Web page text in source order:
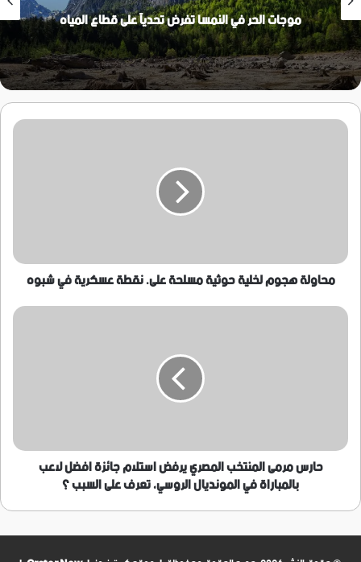
موجات الحر في النمسا تفرض تحدياً على قطاع المياه
محاولة
فيشبوه
محاولة هجوم لخلية حوثية مسلحة على. نقطة عسكرية في شبوه
حارس
لاعببالمباراة
المونديال
الروسي،
تعرف
حارس مرمى المنتخب المصري يرفض استلام جائزة افضل لاعب
بالمباراة في المونديال الروسي، تعرف على السبب ؟